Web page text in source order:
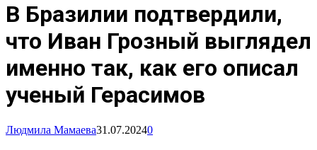
В Бразилии подтвердили,
что Иван Грозный выглядел
именно так, как его описал
ученый Герасимов
Людмила Мамаева31.07.20240